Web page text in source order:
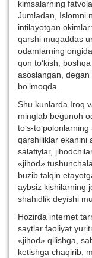
kimsalarning
Jumladan, Islomni
intilayotgan
qarshi muqaddas
odamlarning
qon to‘kish,
asoslangan,
bo‘lmoqda.
Shu kunlarda Iroq
minglab begunoh
to‘s-
qarshiliklar ekanini
salafiylar,
«jihod»
buzib talqin
aybsiz kishilarning
shahidlik deyishi
Hozirda internet
saytlar faoliyat
«jihod» qilishga,
ketishga chaqirib,